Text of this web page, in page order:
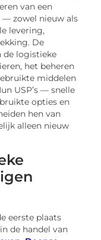
van een
— zowel nieuw als
levering,
De
de logistieke
het beheren
middelen
USP’s — snelle
opties en
hen van
alleen nieuw
eerste plaats
de handel van